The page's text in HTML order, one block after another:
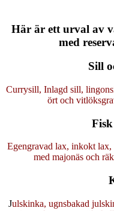
Här är ett urval av
med
Sill
Currysill, Inlagd sill,
ört och
Egengravad lax, inkokt
med majonäs och
Julskinka, ugnsbakad